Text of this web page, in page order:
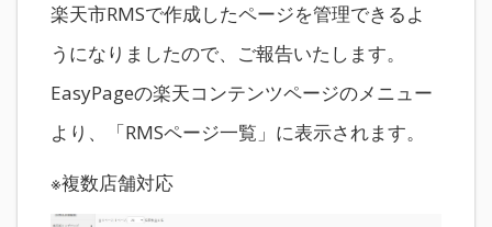
楽天市RMSで作成したページを管理できるよ
うになりましたので、ご報告いたします。
EasyPageの楽天コンテンツページのメニュー
より、「RMSページ一覧」に表示されます。
※複数店舗対応